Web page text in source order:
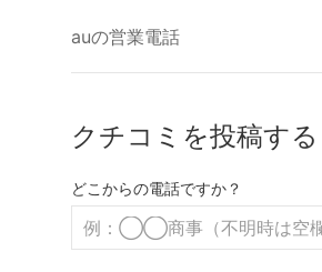
auの営業電話
クチコミを投稿する
どこからの電話ですか？